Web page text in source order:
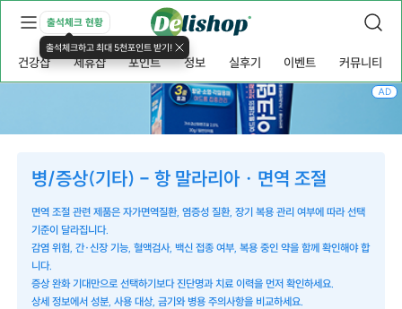
출석체크 현황
출석체크하고 최대 5천포인트 받기!
건강샵 제휴샵 포인트 정보 실후기 이벤트 커뮤니티
병/증상(기타) - 항 말라리아 · 면역 조절
면역 조절 관련 제품은 자가면역질환, 염증성 질환, 장기 복용 관리 여부에 따라 선택
기준이 달라집니다.
감염 위험, 간·신장 기능, 혈액검사, 백신 접종 여부, 복용 중인 약을 함께 확인해야 합
니다.
증상 완화 기대만으로 선택하기보다 진단명과 치료 이력을 먼저 확인하세요.
상세 정보에서 성분, 사용 대상, 금기와 병용 주의사항을 비교하세요.
AD